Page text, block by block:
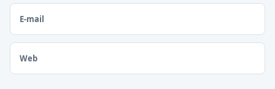
E-mail
Web